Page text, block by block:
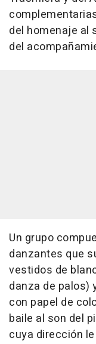
del homenaje al
del
Un grupo
danzantes que
vestidos de
danza de palos)
con papel de
baile al son del
cuya dirección